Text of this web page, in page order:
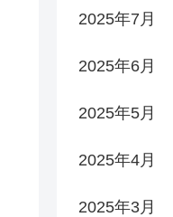
2025年7月
2025年6月
2025年5月
2025年4月
2025年3月